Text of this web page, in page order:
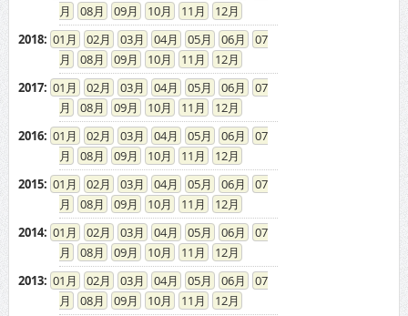
08
09 10 11
12
2018: 01 02 03 04 05 06
07
08
09 10 11
12
2017: 01 02 03 04 05 06
07
08
09 10 11
12
2016: 01 02 03 04 05 06
07
08
09 10 11
12
2015: 01 02 03 04 05 06
07
08
09 10 11
12
2014: 01 02 03 04 05 06
07
08
09 10 11
12
2013: 01 02 03 04 05 06
07
08
09 10 11
12